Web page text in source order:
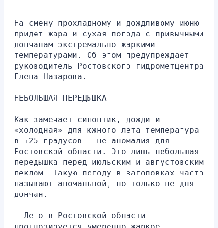
На смену прохладному и дождливому июню
придет жара и сухая погода с привычными
дончанам экстремально жаркими
температурами. Об этом предупреждает
руководитель Ростовского гидрометцентра
Елена Назарова.
НЕБОЛЬШАЯ ПЕРЕДЫШКА
Как замечает синоптик, дожди и
«холодная» для южного лета температура
в +25 градусов - не аномалия для
Ростовской области. Это лишь небольшая
передышка перед июльским и августовским
пеклом. Такую погоду в заголовках часто
называют аномальной, но только не для
дончан.
- Лето в Ростовской области